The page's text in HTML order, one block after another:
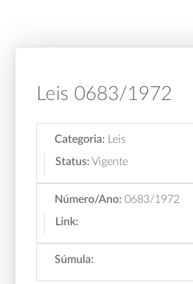
Leis 0683/1972
Categoria:
Leis
Status: Vigente
Número/Ano: 0683/1972
Link:
Súmula: